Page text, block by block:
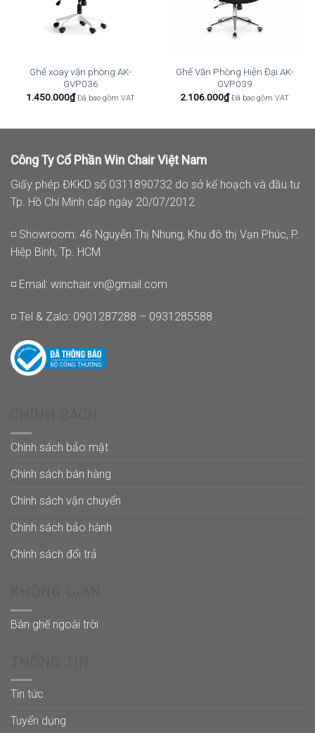
Ghế xoay văn phòng AK-
GVP036
1.450.000₫ Đã bao gồm VAT
Ghế Văn Phòng Hiện Đại AK-
GVP039
2.106.000₫ Đã bao gồm VAT
Công Ty Cổ Phần Win Chair Việt Nam
Giấy phép ĐKKD số 0311890732 do sở kế hoạch và đầu tư
Tp. Hồ Chí Minh cấp ngày 20/07/2012
◽ Showroom: 46 Nguyễn Thị Nhung, Khu đô thị Vạn Phúc, P.
Hiệp Bình, Tp. HCM
◽ Email: winchair.vn@gmail.com
◽ Tel & Zalo: 0901287288 – 0931285588
Chính sách bảo mật
Chính sách bán hàng
Chính sách vận chuyển
Chính sách bảo hành
Chính sách đổi trả
Bàn ghế ngoài trời
Tin tức
Tuyển dụng